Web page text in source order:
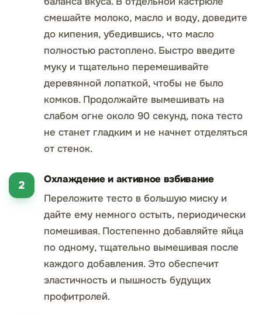
смешайте молоко, масло и воду, доведите
до кипения, убедившись, что масло
полностью растоплено. Быстро введите
муку и тщательно перемешивайте
деревянной лопаткой, чтобы не было
комков. Продолжайте вымешивать на
слабом огне около 90 секунд, пока тесто
не станет гладким и не начнет отделяться
от стенок.
Охлаждение и активное взбивание
Переложите тесто в большую миску и
дайте ему немного остыть, периодически
помешивая. Постепенно добавляйте яйца
по одному, тщательно вымешивая после
каждого добавления. Это обеспечит
эластичность и пышность будущих
профитролей.